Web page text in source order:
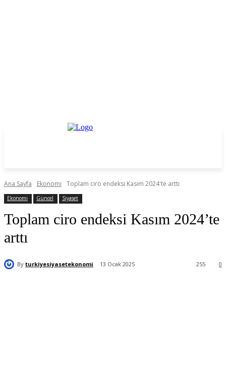
Ana Sayfa Ekonomi Toplam ciro endeksi Kasım 2024'te arttı
Ekonomi Güncel Siyaset
Toplam ciro endeksi Kasım 2024’te
arttı
By turkiyesiyasetekonomi 13 Ocak 2025 0
255